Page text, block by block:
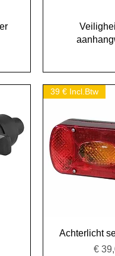
Snel
Snel
39 € Incl.Btw
Achterlicht
Prijs
€